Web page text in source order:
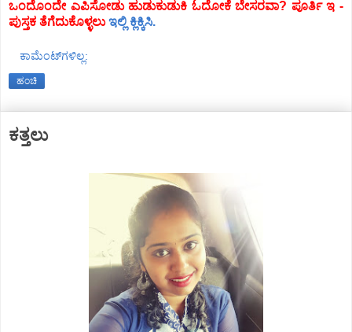
ಒಂದೊಂದೇ ಎಪಿಸೋಡು ಹುಡುಕುಡುಕಿ ಓದೋಕೆ ಬೇಸರವಾ? ಪೂರ್ತಿ ಇ -
ಪುಸ್ತಕ ತೆಗೆದುಕೊಳ್ಳಲುಇಲ್ಲಿ ಕ್ಲಿಕ್ಕಿಸಿ.
ಕಾಮೆಂಟ್‌ಗಳಿಲ್ಲ:
ಹಂಚಿ
ಕತ್ತಲು